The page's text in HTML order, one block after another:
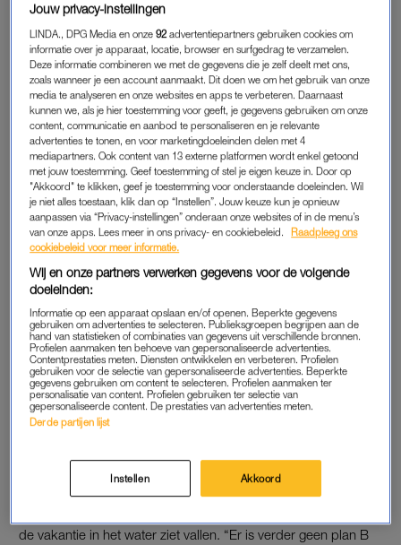
HAAST
“Normale mensen hebben allemaal één rugtasje of één
koffertje, nee wij niet”, zegt hij terwijl hij de tassen in de
bakfiets doet. Er staat ook nog een heleboel naast. “Dit
hebben wij en we hebben nu nog 11 minuten om naar het
station te lopen.On y va.” Dan moet Twiggy haar koffer nog
pakken.Moeder Cynthiazegt dat Iven altijd de reisleider is.
Het gezin haast zich en komt op tijd aan op het station. “Ik ben
kapot, nu al”, verzucht Cynthia. Dan komt Iven het station weer
uit. “We moeten een taxi pakken. Hij vertrekt nu niet vanaf hier
maar vanaf Schiphol. We moeten een taxi hebben, anders
gaan we het niet redden.” Cynthia schrikt. “Ik trek dit niet. Ik
wil niet heel negatief zijn, maar dat redden we niet”, zegt ze
gestrest.
TAXI
“Gisteren heb ik nog gekeken en toen vertrok hij nog vanaf
hier”, verzucht Iven. Hij belt snel een taxi, het moet wel een
de vakantie in het water ziet vallen. “Er is verder geen plan B
Jouw privacy-instellingen
LINDA., DPG Media en onze92 advertentiepartners gebruiken cookies om
informatie over je apparaat, locatie, browser en surfgedrag te verzamelen.
Deze informatie combineren we met de gegevens die je zelf deelt met ons,
zoals wanneer je een account aanmaakt. Dit doen we om het gebruik van onze
media te analyseren en onze websites en apps te verbeteren. Daarnaast
kunnen we, als je hier toestemming voor geeft, je gegevens gebruiken om onze
content, communicatie en aanbod te personaliseren en je relevante
advertenties te tonen, en voor marketingdoeleinden delen met 4
mediapartners. Ook content van 13 externe platformen wordt enkel getoond
met jouw toestemming. Geef toestemming of stel je eigen keuze in. Door op
"Akkoord" te klikken, geef je toestemming voor onderstaande doeleinden. Wil
je niet alles toestaan, klik dan op “Instellen”. Jouw keuze kun je opnieuw
aanpassen via “Privacy-instellingen” onderaan onze websites of in de menu’s
van onze apps. Lees meer in ons privacy- en cookiebeleid.
Raadpleeg ons
cookiebeleid voor meer informatie.
Wij en onze partners verwerken gegevens voor de volgende
doeleinden:
Informatie op een apparaat opslaan en/of openen. Beperkte gegevens
gebruiken om advertenties te selecteren. Publieksgroepen begrijpen aan de
hand van statistieken of combinaties van gegevens uit verschillende bronnen.
Profielen aanmaken ten behoeve van gepersonaliseerde advertenties.
Contentprestaties meten. Diensten ontwikkelen en verbeteren. Profielen
gebruiken voor de selectie van gepersonaliseerde advertenties. Beperkte
gegevens gebruiken om content te selecteren. Profielen aanmaken ter
personalisatie van content. Profielen gebruiken ter selectie van
gepersonaliseerde content. De prestaties van advertenties meten.
Derde partijen lijst
Instellen Akkoord